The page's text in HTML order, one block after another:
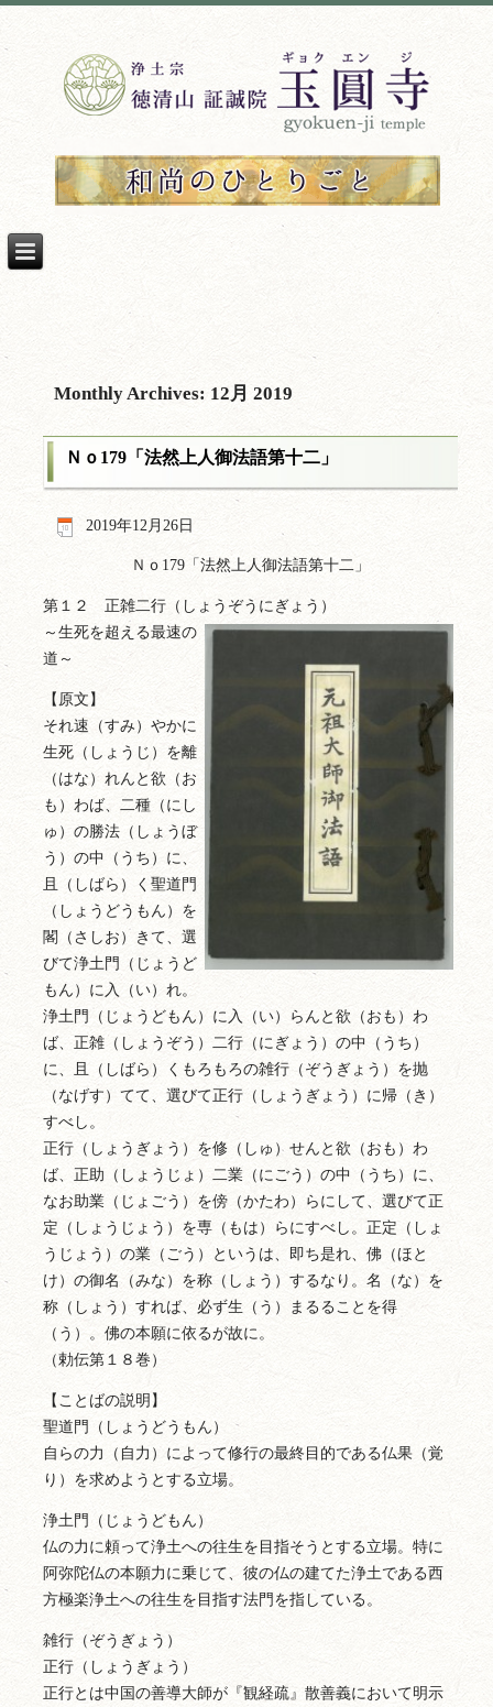
Monthly Archives: 12月 2019
Ｎｏ179「法然上人御法語第十二」
2019年12月26日
Ｎｏ179「法然上人御法語第十二」
第１２ 正雑二行（しょうぞうにぎょう）
～生死を超える最速の
道～
【原文】
それ速（すみ）やかに
生死（しょうじ）を離
（はな）れんと欲（お
も）わば、二種（にし
ゅ）の勝法（しょうぼ
う）の中（うち）に、
且（しばら）く聖道門
（しょうどうもん）を
閣（さしお）きて、選
びて浄土門（じょうど
もん）に入（い）れ。
浄土門（じょうどもん）に入（い）らんと欲（おも）わ
ば、正雑（しょうぞう）二行（にぎょう）の中（うち）
に、且（しばら）くもろもろの雑行（ぞうぎょう）を抛
（なげす）てて、選びて正行（しょうぎょう）に帰（き）
すべし。
正行（しょうぎょう）を修（しゅ）せんと欲（おも）わ
ば、正助（しょうじょ）二業（にごう）の中（うち）に、
なお助業（じょごう）を傍（かたわ）らにして、選びて正
定（しょうじょう）を専（もは）らにすべし。正定（しょ
うじょう）の業（ごう）というは、即ち是れ、佛（ほと
け）の御名（みな）を称（しょう）するなり。名（な）を
称（しょう）すれば、必ず生（う）まるることを得
（う）。佛の本願に依るが故に。
（勅伝第１８巻）
【ことばの説明】
聖道門（しょうどうもん）
自らの力（自力）によって修行の最終目的である仏果（覚
り）を求めようとする立場。
浄土門（じょうどもん）
仏の力に頼って浄土への往生を目指そうとする立場。特に
阿弥陀仏の本願力に乗じて、彼の仏の建てた浄土である西
方極楽浄土への往生を目指す法門を指している。
雑行（ぞうぎょう）
正行（しょうぎょう）
正行とは中国の善導大師が『観経疏』散善義において明示